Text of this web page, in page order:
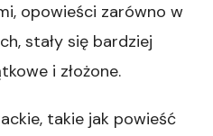
opowieści zarówno w
stały się bardziej
i złożone.
takie jak powieść